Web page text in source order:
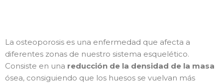
La osteoporosis es una enfermedad que afecta a
diferentes zonas de nuestro sistema esquelético.
Consiste en una reducción de la densidad de la masa
ósea, consiguiendo que los huesos se vuelvan más